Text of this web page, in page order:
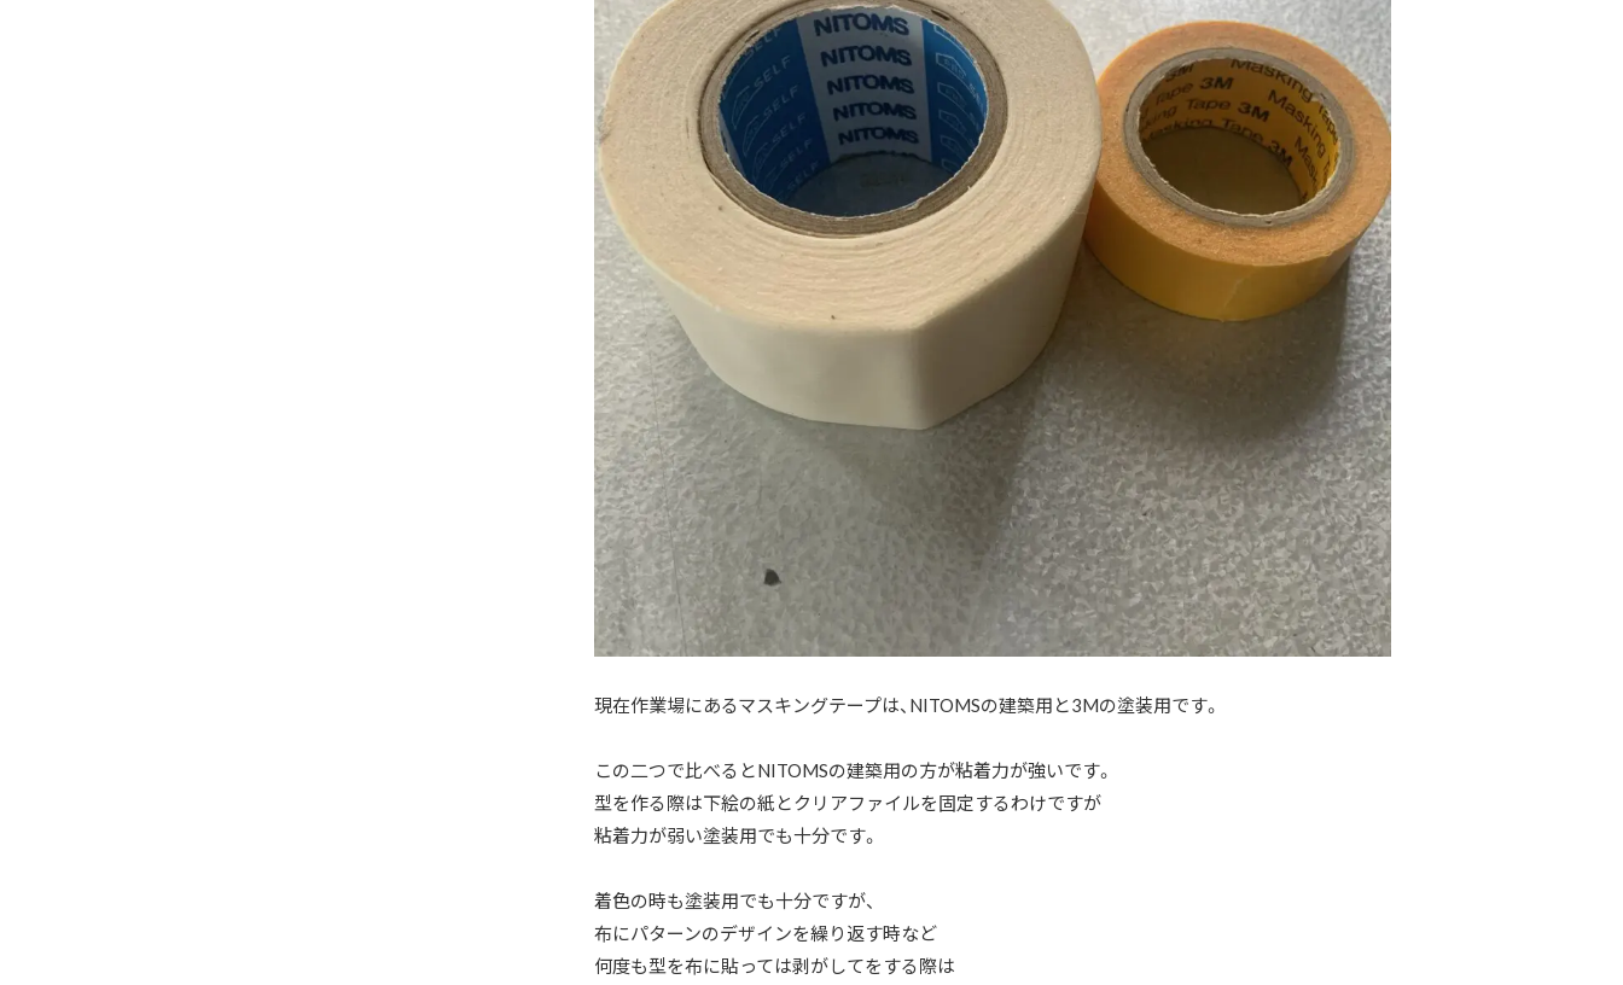
現在作業場にあるマスキングテープは、NITOMSの建築用と3Mの塗装用です。
この二つで比べるとNITOMSの建築用の方が粘着力が強いです。
型を作る際は下絵の紙とクリアファイルを固定するわけですが
粘着力が弱い塗装用でも十分です。
着色の時も塗装用でも十分ですが、
布にパターンのデザインを繰り返す時など
何度も型を布に貼っては剥がしてをする際は